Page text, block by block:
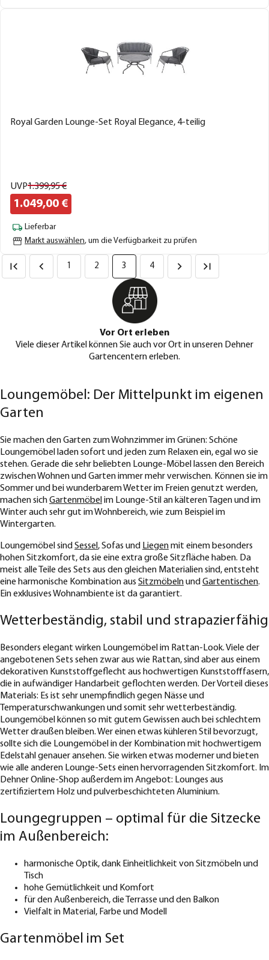
Royal Garden Lounge-Set Royal Elegance, 4-teilig
UVP1.399,95€
1.049,00 €
Lieferbar
Markt auswählen, um die Verfügbarkeit zu prüfen
1 2 3 4
Vor Ort erleben
Viele dieser Artikel können Sie auch vor Ort in unseren Dehner
Gartencentern erleben.
Loungemöbel: Der Mittelpunkt im eigenen
Garten
Sie machen den Garten zum Wohnzimmer im Grünen: Schöne
Loungemöbel laden sofort und jeden zum Relaxen ein, egal wo sie
stehen. Gerade die sehr beliebten Lounge-Möbel lassen den Bereich
zwischen Wohnen und Garten immer mehr verwischen. Können sie im
Sommer und bei wunderbarem Wetter im Freien genutzt werden,
machen sichGartenmöbelim Lounge-Stil an kälteren Tagen und im
Winter auch sehr gut im Wohnbereich, wie zum Beispiel im
Wintergarten.
Loungemöbel sindSessel, Sofas und Liegenmit einem besonders
hohen Sitzkomfort, da sie eine extra große Sitzfläche haben. Da
meist alle Teile des Sets aus den gleichen Materialien sind, entsteht
eine harmonische Kombination aus SitzmöbelnundGartentischen.
Ein exklusives Wohnambiente ist da garantiert.
Wetterbeständig, stabil und strapazierfähig
Besonders elegant wirken Loungemöbel im Rattan-Look. Viele der
angebotenen Sets sehen zwar aus wie Rattan, sind aber aus einem
dekorativen Kunststoffgeflecht aus hochwertigen Kunststofffasern,
die in aufwändiger Handarbeit geflochten werden. Der Vorteil dieses
Materials: Es ist sehr unempfindlich gegen Nässe und
Temperaturschwankungen und somit sehr wetterbeständig.
Loungemöbel können so mit gutem Gewissen auch bei schlechtem
Wetter draußen bleiben. Wer einen etwas kühleren Stil bevorzugt,
sollte sich die Loungemöbel in der Kombination mit hochwertigem
Edelstahl genauer ansehen. Sie wirken etwas moderner und bieten
wie alle anderen Lounge-Sets einen hervorragenden Sitzkomfort. Im
Dehner Online-Shop außerdem im Angebot: Lounges aus
zertifiziertem Holz und pulverbeschichteten Aluminium.
Loungegruppen – optimal für die Sitzecke
im Außenbereich:
harmonische Optik, dank Einheitlichkeit von Sitzmöbeln und
Tisch
hohe Gemütlichkeit und Komfort
für den Außenbereich, die Terrasse und den Balkon
Vielfalt in Material, Farbe und Modell
Gartenmöbel im Set